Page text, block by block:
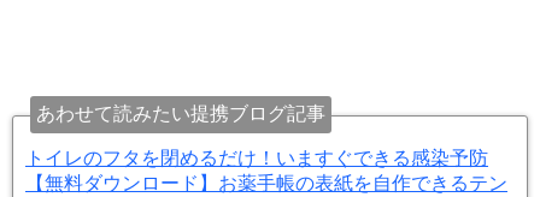
あわせて読みたい提携ブログ記事
トイレのフタを閉めるだけ！いますぐできる感染予防
【無料ダウンロード】お薬手帳の表紙を自作できるテン